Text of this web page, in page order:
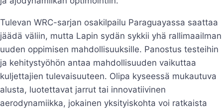
Tulevan WRC-sarjan osakilpailu Paraguayassa saattaa
jäädä väliin, mutta Lapin sydän sykkii yhä rallimaailman
uuden oppimisen mahdollisuuksille. Panostus testeihin
ja kehitystyöhön antaa mahdollisuuden vaikuttaa
kuljettajien tulevaisuuteen. Olipa kyseessä mukautuva
alusta, luotettavat jarrut tai innovatiivinen
aerodynamiikka, jokainen yksityiskohta voi ratkaista